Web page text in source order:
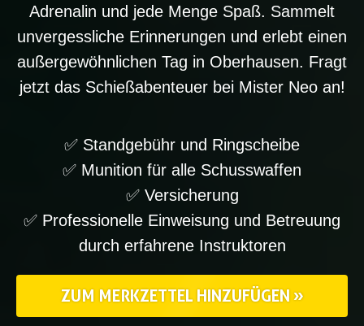
Adrenalin und jede Menge Spaß. Sammelt
unvergessliche Erinnerungen und erlebt einen
außergewöhnlichen Tag in Oberhausen. Fragt
jetzt das Schießabenteuer bei Mister Neo an!
✅ Standgebühr und Ringscheibe
✅ Munition für alle Schusswaffen
✅ Versicherung
✅ Professionelle Einweisung und Betreuung
durch erfahrene Instruktoren
ZUM MERKZETTEL HINZUFÜGEN »